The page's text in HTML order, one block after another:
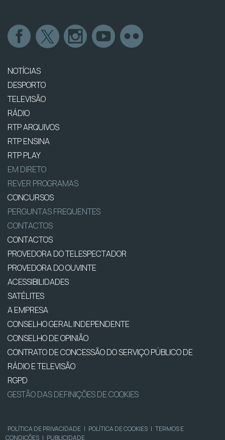
NOTÍCIAS
DESPORTO
TELEVISÃO
RÁDIO
RTP ARQUIVOS
RTP ENSINA
RTP PLAY
EM DIRETO
REVER PROGRAMAS
CONCURSOS
PERGUNTAS FREQUENTES
CONTACTOS
CONTACTOS
PROVEDORA DO TELESPECTADOR
PROVEDORA DO OUVINTE
ACESSIBILIDADES
SATÉLITES
A EMPRESA
CONSELHO GERAL INDEPENDENTE
CONSELHO DE OPINIÃO
CONTRATO DE CONCESSÃO DO SERVIÇO PÚBLICO DE
RÁDIO E TELEVISÃO
RGPD
GESTÃO DAS DEFINIÇÕES DE COOKIES
POLÍTICA DE PRIVACIDADE | POLÍTICA DE COOKIES | TERMOS E
CONDIÇÕES | PUBLICIDADE